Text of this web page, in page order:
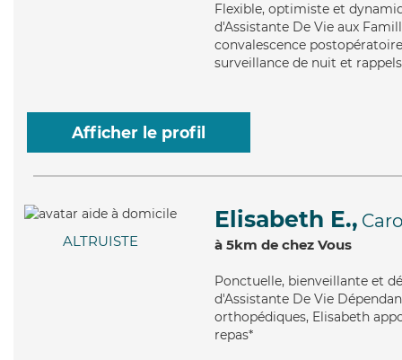
Flexible, optimiste et
d'Assistante De Vie aux
convalescence
surveillance de nuit et
Afficher le profil
ALTRUISTE
Elisabeth E.,
à 5km de chez Vous
Ponctuelle, bienveillante et
d'Assistante De Vie
orthopédiques, Elisabeth
repas*